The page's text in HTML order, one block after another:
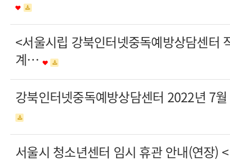
<서울시립 강북인터넷중독예방상담센터
계…
강북인터넷중독예방상담센터 2022년 7
서울시 청소년센터 임시 휴관 안내(연장